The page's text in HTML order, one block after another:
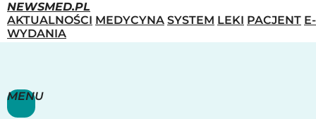
NEWSMED.PL
AKTUALNOŚCI MEDYCYNA SYSTEM LEKI PACJENT E-
WYDANIA
MENU